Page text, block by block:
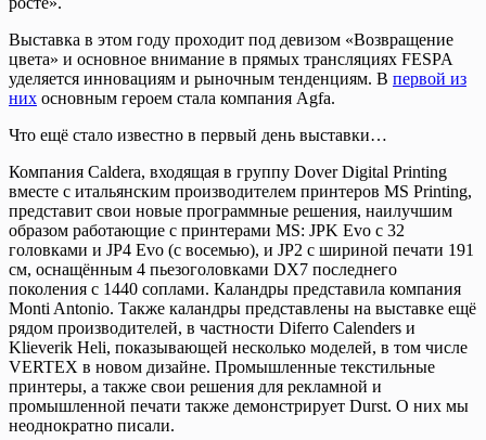
Выставка в этом году проходит под девизом «Возвращение
цвета» и основное внимание в прямых трансляциях FESPA
уделяется инновациям и рыночным тенденциям. В первой из
них основным героем стала компания Agfa.
Что ещё стало известно в первый день выставки…
Компания Caldera, входящая в группу Dover Digital Printing
вместе с итальянским производителем принтеров MS Printing,
представит свои новые программные решения, наилучшим
образом работающие с принтерами MS: JPK Evo с 32
головками и JP4 Evo (с восемью), и JP2 с шириной печати 191
см, оснащённым 4 пьезоголовками DX7 последнего
поколения с 1440 соплами. Каландры представила компания
Monti Antonio. Также каландры представлены на выставке ещё
рядом производителей, в частности Diferro Calenders и
Klieverik Heli, показывающей несколько моделей, в том числе
VERTEX в новом дизайне. Промышленные текстильные
принтеры, а также свои решения для рекламной и
промышленной печати также демонстрирует Durst. О них мы
неоднократно писали.